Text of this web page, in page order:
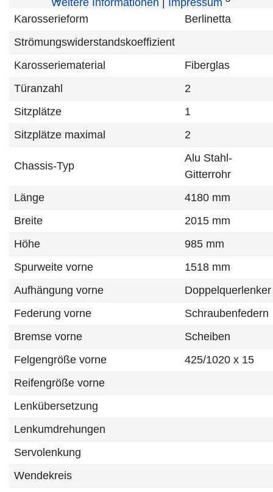
Karosserieform
Berlinetta
Strömungswiderstandskoeffizient
Karosseriematerial
Fiberglas
Türanzahl
2
Sitzplätze
1
Sitzplätze maximal
2
Chassis-Typ
Alu Stahl-
Gitterrohr
Länge
4180 mm
Breite
2015 mm
Höhe
985 mm
Spurweite vorne
1518 mm
Aufhängung vorne
Doppelquerlenker
Federung vorne
Schraubenfedern
Bremse vorne
Scheiben
Felgengröße vorne
425/1020 x 15
Reifengröße vorne
Lenkübersetzung
Lenkumdrehungen
Servolenkung
Wendekreis
Weitere Informationen Impressum